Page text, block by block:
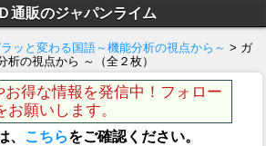
通販のジャパンライム
ッと変わる国語～機能分析の視点から～ > ガ
の視点から ～（全２枚）
得な情報を発信中！フォロー
お願いします。
、 こちらをご確認ください。